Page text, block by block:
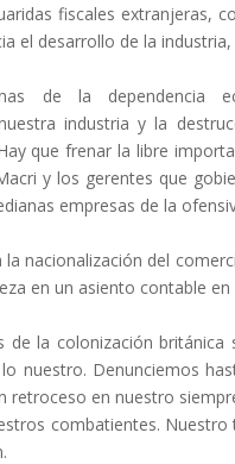
fiscales extranjeras,
el desarrollo de la
de la dependencia
industria y la
que frenar la libre
y los gerentes que
empresas de la
la nacionalización del
en un asiento contable
de la colonización
nuestro. Denunciemos
retroceso en nuestro
combatientes.